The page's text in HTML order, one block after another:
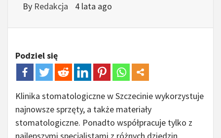
By Redakcja 4 lata ago
Podziel się
Klinika stomatologiczne w Szczecinie wykorzystuje
najnowsze sprzęty, a także materiały
stomatologiczne. Ponadto współpracuje tylko z